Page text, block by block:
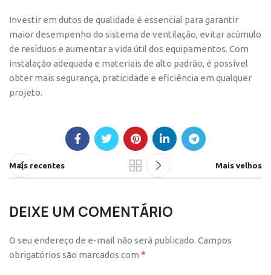
Investir em dutos de qualidade é essencial para garantir
maior desempenho do sistema de ventilação, evitar acúmulo
de resíduos e aumentar a vida útil dos equipamentos. Com
instalação adequada e materiais de alto padrão, é possível
obter mais segurança, praticidade e eficiência em qualquer
projeto.
Mais recentes Mais velhos
DEIXE UM COMENTÁRIO
O seu endereço de e-mail não será publicado. Campos
obrigatórios são marcados com *